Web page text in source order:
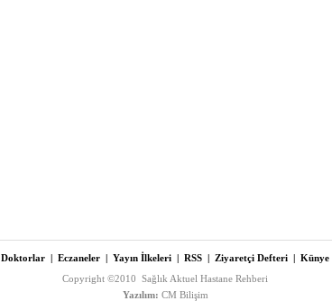
Doktorlar | Eczaneler | Yayın İlkeleri | RSS | Ziyaretçi Defteri | Künye
Copyright ©2010 Sağlık Aktuel Hastane Rehberi
Yazılım: CM Bilişim